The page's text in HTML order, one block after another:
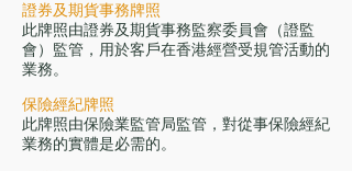
證券及期貨事務牌照
此牌照由證券及期貨事務監察委員會（證監
會）監管，用於客戶在香港經營受規管活動的
業務。
保險經紀牌照
此牌照由保險業監管局監管，對從事保險經紀
業務的實體是必需的。